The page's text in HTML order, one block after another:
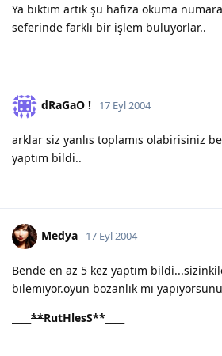
Ya bıktım artık şu hafıza okuma
seferinde farklı bir işlem buluyorlar..
dRaGaO ! 17 Eyl 2004
arklar siz yanlıs toplamıs olabirisiniz
yaptım bildi..
Medya 17 Eyl 2004
Bende en az 5 kez yaptım
bılemıyor.oyun bozanlık mı
**RutHlesS**